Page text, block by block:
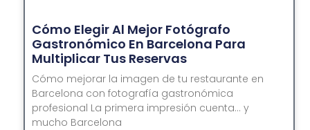
Cómo Elegir Al Mejor Fotógrafo
Gastronómico En Barcelona Para
Multiplicar Tus Reservas
Cómo mejorar la imagen de tu restaurante en
Barcelona con fotografía gastronómica
profesional La primera impresión cuenta… y
mucho Barcelona